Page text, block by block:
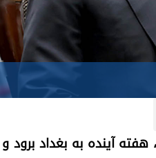
هفته آینده به بغداد